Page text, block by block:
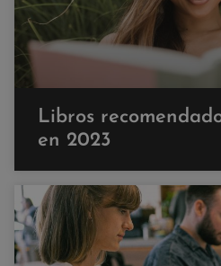
Libros
en 2023